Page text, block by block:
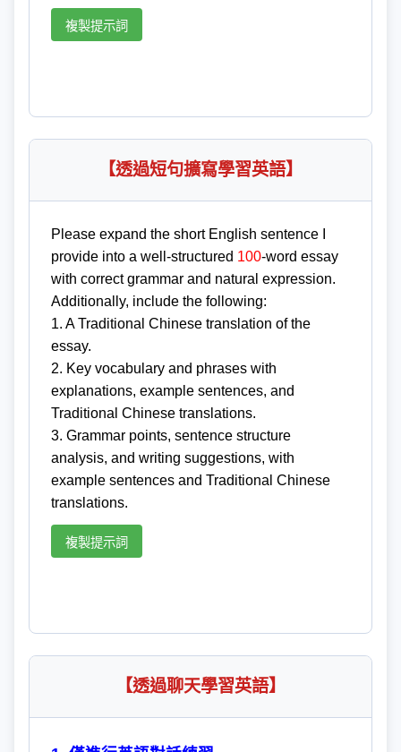
複製提示詞
【透過短句擴寫學習英語】
Please expand the short English sentence I
provide into a well-structured 100-word essay
with correct grammar and natural expression.
Additionally, include the following:
1. A Traditional Chinese translation of the
essay.
2. Key vocabulary and phrases with
explanations, example sentences, and
Traditional Chinese translations.
3. Grammar points, sentence structure
analysis, and writing suggestions, with
example sentences and Traditional Chinese
translations.
複製提示詞
【透過聊天學習英語】